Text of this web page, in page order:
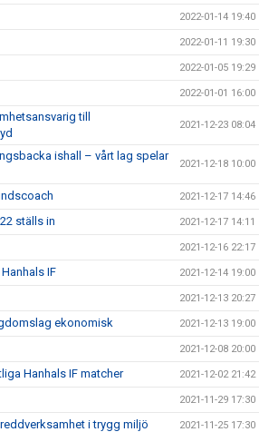
2022-01-14 19:40
2022-01-11 19:30
2022-01-05 19:29
2022-01-01 16:00
till
2021-12-23 08:04
ishall – vårt lag spelar
2021-12-18 10:00
2021-12-17 14:46
ställs in 2021-12-17 14:11
2021-12-16 22:17
IF 2021-12-14 19:00
2021-12-13 20:27
ekonomisk 2021-12-13 19:00
2021-12-08 20:00
Hanhals IF matcher 2021-12-02 21:42
2021-11-29 17:30
i trygg miljö 2021-11-25 17:30